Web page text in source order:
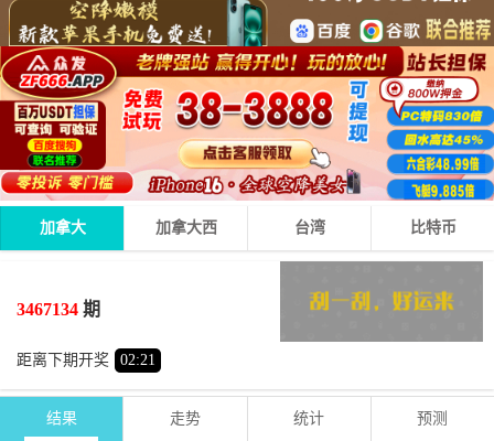
加拿大 加拿大西 台湾 比特币
3467134 期
距离下期开奖 02:21
3 + 2 + 2 = 07
期号 号码
结果 走势 统计 预测